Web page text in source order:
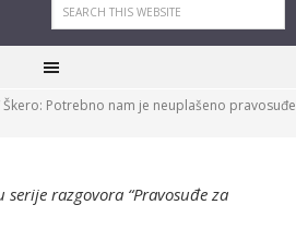
Škero: Potrebno nam je neuplašeno pravosuđe
razgovora “Pravosuđe za